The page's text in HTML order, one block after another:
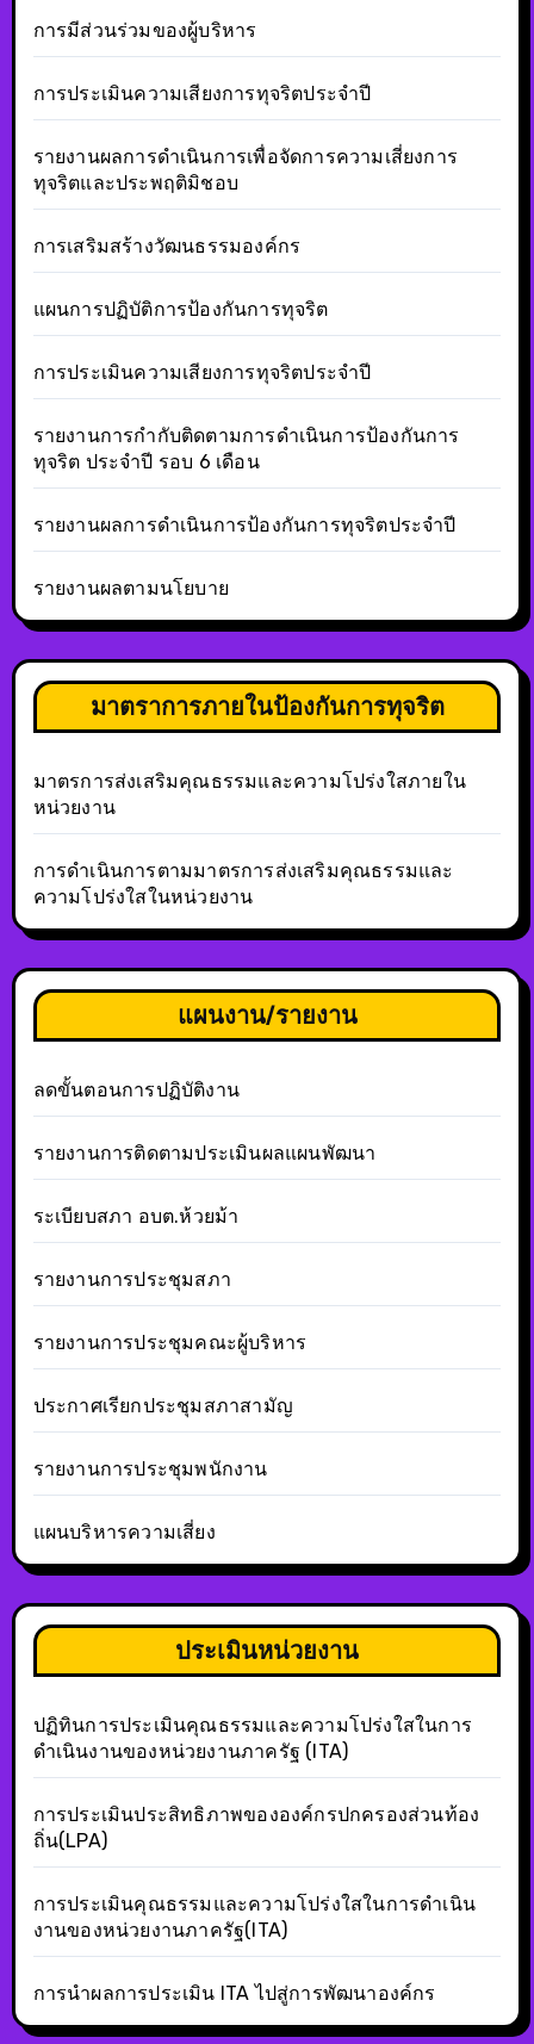
การมีส่วนร่วมของผู้บริหาร
การประเมินความเสียงการทุจริตประจำปี
รายงานผลการดำเนินการเพื่อจัดการความเสี่ยงการ
ทุจริตและประพฤติมิชอบ
การเสริมสร้างวัฒนธรรมองค์กร
แผนการปฏิบัติการป้องกันการทุจริต
การประเมินความเสียงการทุจริตประจำปี
รายงานการกำกับติดตามการดำเนินการป้องกันการ
ทุจริต ประจำปี รอบ 6 เดือน
รายงานผลการดำเนินการป้องกันการทุจริตประจำปี
รายงานผลตามนโยบาย
มาตราการภายในป้องกันการทุจริต
มาตรการส่งเสริมคุณธรรมและความโปร่งใสภายใน
หน่วยงาน
การดำเนินการตามมาตรการส่งเสริมคุณธรรมและ
ความโปร่งใสในหน่วยงาน
แผนงาน/รายงาน
ลดขั้นตอนการปฏิบัติงาน
รายงานการติดตามประเมินผลแผนพัฒนา
ระเบียบสภา อบต.ห้วยม้า
รายงานการประชุมสภา
รายงานการประชุมคณะผู้บริหาร
ประกาศเรียกประชุมสภาสามัญ
รายงานการประชุมพนักงาน
แผนบริหารความเสี่ยง
ประเมินหน่วยงาน
ปฏิทินการประเมินคุณธรรมและความโปร่งใสในการ
ดำเนินงานของหน่วยงานภาครัฐ (ITA)
การประเมินประสิทธิภาพขององค์กรปกครองส่วนท้อง
ถิ่น(LPA)
การประเมินคุณธรรมและความโปร่งใสในการดำเนิน
งานของหน่วยงานภาครัฐ(ITA)
การนำผลการประเมิน ITA ไปสู่การพัฒนาองค์กร